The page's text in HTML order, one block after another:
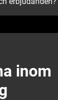
inom